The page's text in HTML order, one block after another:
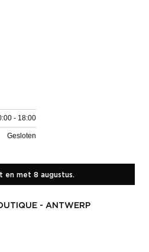
- 18:00
Gesloten
en met 8 augustus.
- ANTWERP